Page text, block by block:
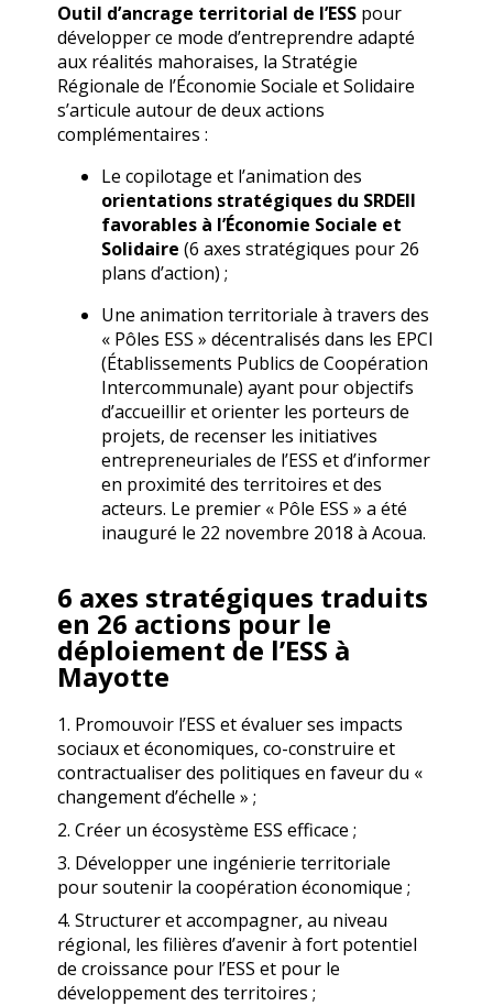
Outil d’ancrage territorial de l’ESS pour
développer ce mode d’entreprendre adapté
aux réalités mahoraises, la Stratégie
Régionale de l’Économie Sociale et Solidaire
s’articule autour de deux actions
complémentaires :
Le copilotage et l’animation des
orientations stratégiques du SRDEII
favorables à l’Économie Sociale et
Solidaire (6 axes stratégiques pour 26
plans d’action) ;
Une animation territoriale à travers des
« Pôles ESS » décentralisés dans les EPCI
(Établissements Publics de Coopération
Intercommunale) ayant pour objectifs
d’accueillir et orienter les porteurs de
projets, de recenser les initiatives
entrepreneuriales de l’ESS et d’informer
en proximité des territoires et des
acteurs. Le premier « Pôle ESS » a été
inauguré le 22 novembre 2018 à Acoua.
6 axes stratégiques traduits
en 26 actions pour le
déploiement de l’ESS à
Mayotte
1. Promouvoir l’ESS et évaluer ses impacts
sociaux et économiques, co-construire et
contractualiser des politiques en faveur du «
changement d’échelle » ;
2. Créer un écosystème ESS efficace ;
3. Développer une ingénierie territoriale
pour soutenir la coopération économique ;
4. Structurer et accompagner, au niveau
régional, les filières d’avenir à fort potentiel
de croissance pour l’ESS et pour le
développement des territoires ;